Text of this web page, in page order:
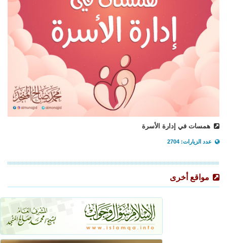
همسات في إدارة الأسرة
عدد الزيارات: 2704
مواقع أخرى